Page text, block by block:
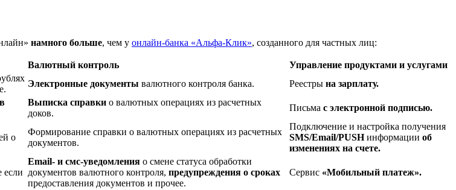
намного больше, чем у онлайн-банка «Альфа-Клик», созданного для частных лиц:
Валютный контроль
Управление продуктами и услугами
Электронные документы валютного контроля банка. Реестры на зарплату.
в
Выписка справки о валютных операциях из расчетных
доков.
Письма с электронной подписью.
о
Формирование справки о валютных операциях из расчетных
документов.
Подключение и настройка получения
SMS/Email/PUSHинформации об
изменениях на счете.
если
Email- и смс-уведомления о смене статуса обработки
документов валютного контроля, предупреждения о сроках
предоставления документов и прочее.
Сервис «Мобильный платеж».